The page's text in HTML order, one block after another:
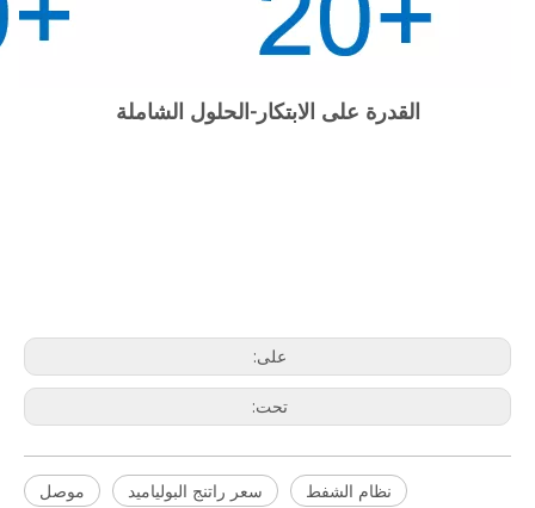
القدرة على الابتكار-الحلول الشاملة
على:
تحت:
موصل سعر راتنج البولياميد
نظام الشفط